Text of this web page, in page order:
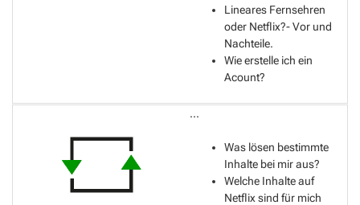
Lineares Fernsehren
oder Netflix?- Vor und
Nachteile.
Wie erstelle ich ein
Acount?
...
Was lösen bestimmte
Inhalte bei mir aus?
Welche Inhalte auf
Netflix sind für mich